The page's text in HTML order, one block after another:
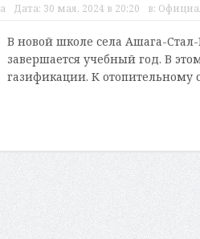
Дата: 30 мая, 2024 в 20:20 в:
В новой школе села Ашага-
завершается учебный год. В
газификации. К отопительному